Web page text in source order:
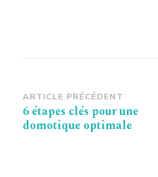
Navigation
d’article
ARTICLE PRÉCÉDENT
6 étapes clés pour une
domotique optimale